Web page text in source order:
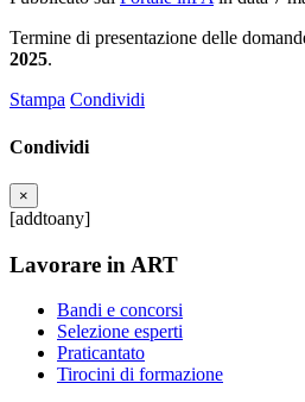
Termine di presentazione delle
2025.
Stampa Condividi
Condividi
×
[addtoany]
Lavorare in ART
Bandi e concorsi
Selezione esperti
Praticantato
Tirocini di formazione